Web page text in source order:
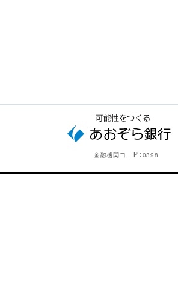
金融機関コード： 0398